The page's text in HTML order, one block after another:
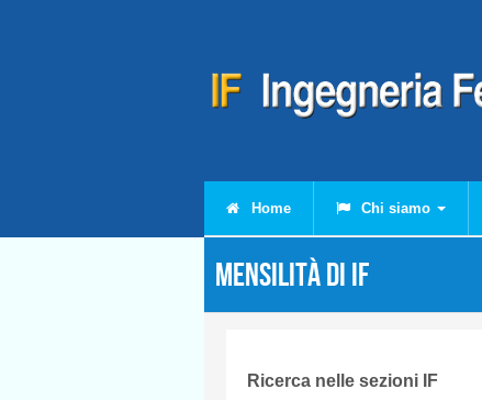
Home Chi siamo
Mensilità di IF
Ricerca nelle sezioni IF